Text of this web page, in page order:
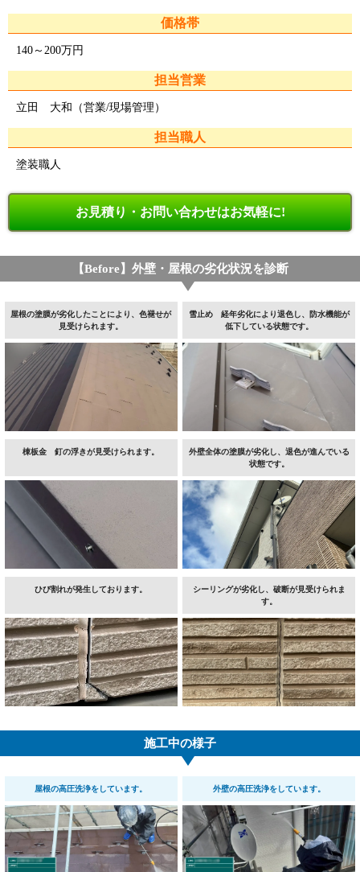
価格帯
140～200万円
担当営業
立田 大和（営業/現場管理）
担当職人
塗装職人
お見積り・お問い合わせはお気軽に!
【Before】外壁・屋根の劣化状況を診断
屋根の塗膜が劣化したことにより、色褪せが
見受けられます。
雪止め 経年劣化により退色し、防水機能が
低下している状態です。
棟板金 釘の浮きが見受けられます。
外壁全体の塗膜が劣化し、退色が進んでいる
状態です。
ひび割れが発生しております。
シーリングが劣化し、破断が見受けられま
す。
施工中の様子
屋根の高圧洗浄をしています。 外壁の高圧洗浄をしています。